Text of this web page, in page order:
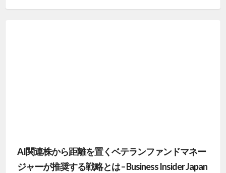
AI関連株から距離を置くベテランファンドマネー
ジャーが推奨する戦略とは – Business Insider Japan